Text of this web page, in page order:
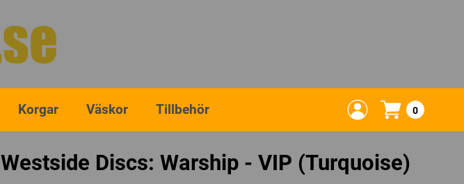
Korgar Väskor Tillbehör 0
Westside Discs: Warship - VIP (Turquoise)